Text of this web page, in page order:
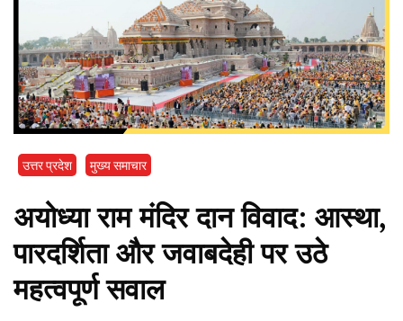
उत्तर प्रदेश मुख्य समाचार
अयोध्या राम मंदिर दान विवाद: आस्था,
पारदर्शिता और जवाबदेही पर उठे
महत्वपूर्ण सवाल